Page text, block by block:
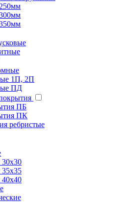
1П, 2П
ПД
ПБ
ПК
ребристые